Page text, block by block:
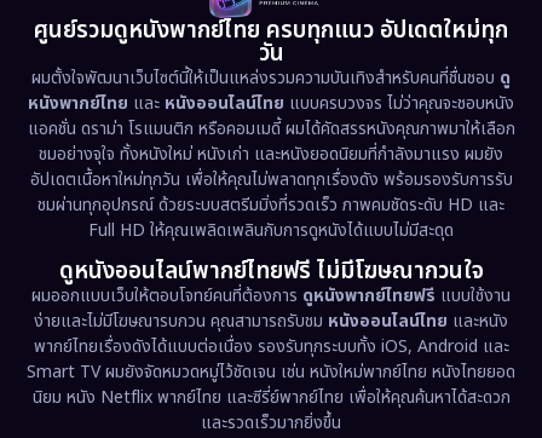
Disaster (13)
Disney+ (5)
Documentary สารคดี (93)
Drama ดราม่า (1,486)
Dystopian (17)
Emotional (61)
Epic มหากาพย์ (221)
Erotic (36)
1978
1974
1962
ศูนย์รวมดูหนังพากย์ไทย ครบทุกแนว อัปเดตใหม่ทุก
วัน
ผมตั้งใจพัฒนาเว็บไซต์นี้ให้เป็นแหล่งรวมความบันเทิงสำหรับคนที่ชื่นชอบ ดู
หนังพากย์ไทย และ หนังออนไลน์ไทย แบบครบวงจร ไม่ว่าคุณจะชอบหนัง
แอคชั่น ดราม่า โรแมนติก หรือคอมเมดี้ ผมได้คัดสรรหนังคุณภาพมาให้เลือก
ชมอย่างจุใจ ทั้งหนังใหม่ หนังเก่า และหนังยอดนิยมที่กำลังมาแรง ผมยัง
อัปเดตเนื้อหาใหม่ทุกวัน เพื่อให้คุณไม่พลาดทุกเรื่องดัง พร้อมรองรับการรับ
ชมผ่านทุกอุปกรณ์ ด้วยระบบสตรีมมิ่งที่รวดเร็ว ภาพคมชัดระดับ HD และ
Full HD ให้คุณเพลิดเพลินกับการดูหนังได้แบบไม่มีสะดุด
ดูหนังออนไลน์พากย์ไทยฟรี ไม่มีโฆษณากวนใจ
ผมออกแบบเว็บให้ตอบโจทย์คนที่ต้องการ ดูหนังพากย์ไทยฟรี แบบใช้งาน
ง่ายและไม่มีโฆษณารบกวน คุณสามารถรับชม หนังออนไลน์ไทย และหนัง
พากย์ไทยเรื่องดังได้แบบต่อเนื่อง รองรับทุกระบบทั้ง iOS, Android และ
Smart TV ผมยังจัดหมวดหมู่ไว้ชัดเจน เช่น หนังใหม่พากย์ไทย หนังไทยยอด
นิยม หนัง Netflix พากย์ไทย และซีรี่ย์พากย์ไทย เพื่อให้คุณค้นหาได้สะดวก
และรวดเร็วมากยิ่งขึ้น